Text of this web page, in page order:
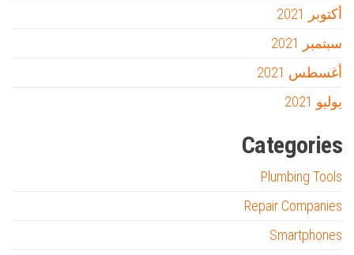
أكتوبر 2021
سبتمبر 2021
أغسطس 2021
يوليو 2021
Categories
Plumbing Tools
Repair Companies
Smartphones